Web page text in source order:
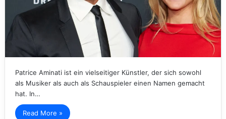
Patrice Aminati ist ein vielseitiger Künstler, der sich sowohl
als Musiker als auch als Schauspieler einen Namen gemacht
hat. In…
Read More »